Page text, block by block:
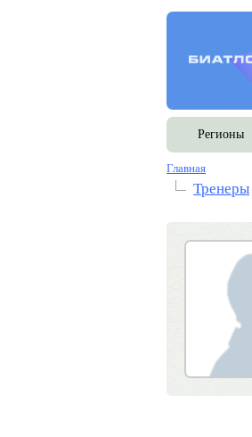
Регионы
Главная
Тренеры